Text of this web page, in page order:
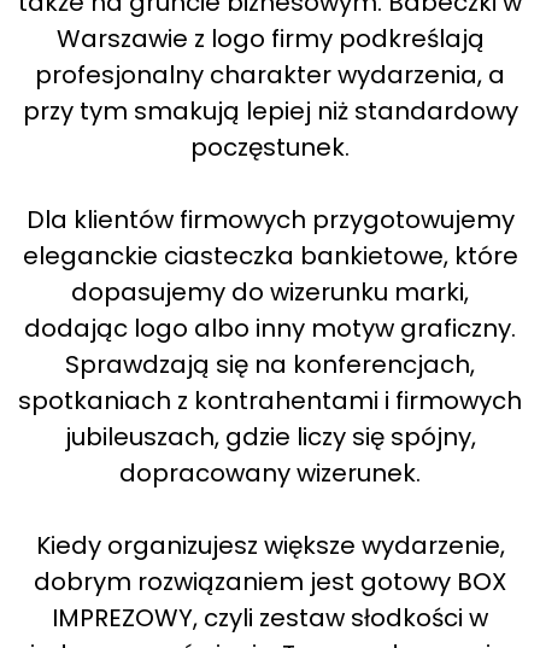
Warszawie z logo firmy podkreślają
profesjonalny charakter wydarzenia, a
przy tym smakują lepiej niż standardowy
poczęstunek.
Dla klientów firmowych przygotowujemy
eleganckie ciasteczka bankietowe, które
dopasujemy do wizerunku marki,
dodając logo albo inny motyw graficzny.
Sprawdzają się na konferencjach,
spotkaniach z kontrahentami i firmowych
jubileuszach, gdzie liczy się spójny,
dopracowany wizerunek.
Kiedy organizujesz większe wydarzenie,
dobrym rozwiązaniem jest gotowy BOX
IMPREZOWY, czyli zestaw słodkości w